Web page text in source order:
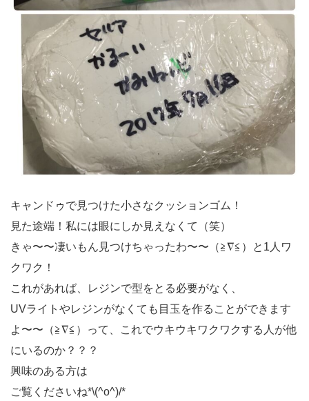
キャンドゥで見つけた小さなクッションゴム！
見た途端！私には眼にしか見えなくて（笑）
きゃ〜〜凄いもん見つけちゃったわ〜〜（≧∇≦）と1人ワ
クワク！
これがあれば、レジンで型をとる必要がなく、
UVライトやレジンがなくても目玉を作ることができます
よ〜〜（≧∇≦）って、これでウキウキワクワクする人が他
にいるのか？？？
興味のある方は
ご覧くださいね*\(^o^)/*